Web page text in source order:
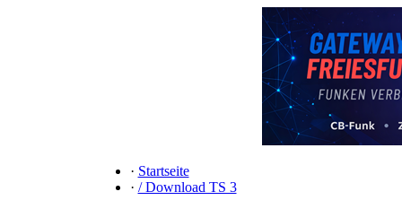
· Startseite
· / Download TS 3